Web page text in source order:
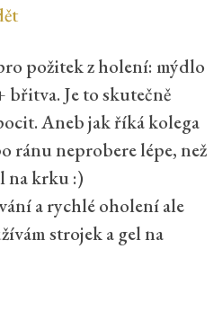
požitek z holení: mýdlo
břitva. Je to skutečně
Aneb jak říká kolega
ránu neprobere lépe, než
na krku :)
a rychlé oholení ale
strojek a gel na